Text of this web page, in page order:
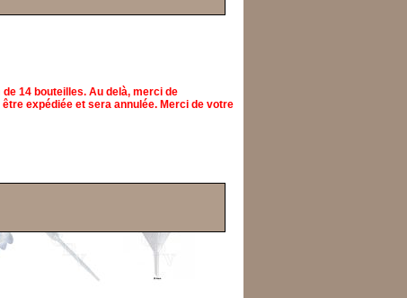
14 bouteilles. Au delà, merci de
expédiée et sera annulée. Merci de votre